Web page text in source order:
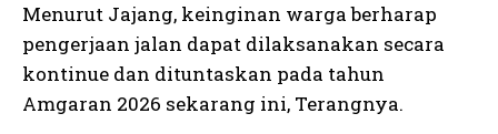
Menurut Jajang, keinginan warga berharap
pengerjaan jalan dapat dilaksanakan secara
kontinue dan dituntaskan pada tahun
Amgaran 2026 sekarang ini, Terangnya.